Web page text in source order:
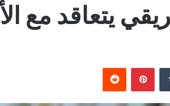
يتعاقد مع
بينتيريست